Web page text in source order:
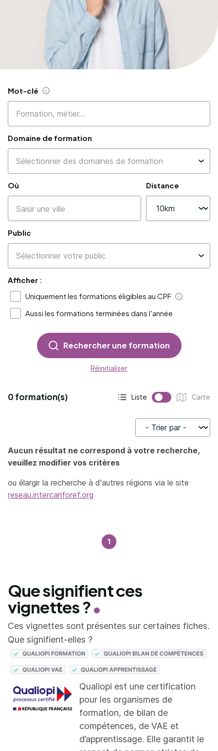
Mot-clé Aide
Domaine de formation
Où Distance
Public
Afficher :
Uniquement les formations éligibles au CPF
Aide
Aussi les formations terminées dans l'année
Rechercher une formation
Réinitialiser
0 formation(s)
Affichage actif :
Liste
Affichage :
Carte
Trier par
Aucun résultat ne correspond à votre recherche,
veuillez modifier vos critères
ou élargir la recherche à d'autres régions via le site
reseau.intercariforef.org
1
Que signifient ces
vignettes ?
Ces vignettes sont présentes sur certaines fiches.
Que signifient-elles ?
Qualiopi est une certification
pour les organismes de
formation, de bilan de
compétences, de VAE et
d’apprentissage. Elle garantit le